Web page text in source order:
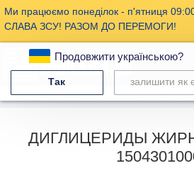
Ми працюємо понеділок - п'ятниця
СЛАВА ЗСУ! РАЗОМ ДО ПЕРЕМОГИ!
Пищевая химия Производство колбас и
ДИГЛИЦЕРИДЫ
Продовжити українською?
Так залишити як